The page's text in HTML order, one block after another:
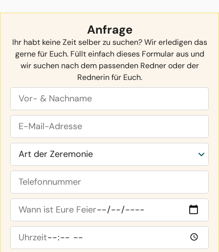
Anfrage
Ihr habt keine Zeit selber zu suchen? Wir erledigen das
gerne für Euch. Füllt einfach dieses Formular aus und
wir suchen nach dem passenden Redner oder der
Rednerin für Euch.